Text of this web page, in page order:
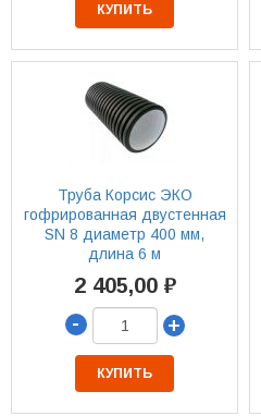
КУПИТЬ
Труба Корсис ЭКО
гофрированная двустенная
SN 8 диаметр 400 мм,
длина 6 м
2 405,00 ₽
-
+
КУПИТЬ